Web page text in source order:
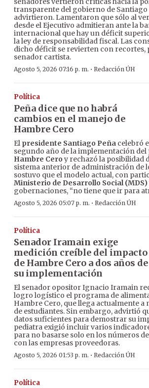
transparente del gobierno de Santiago
advirtieron. Lamentaron que sólo al
desde el Ejecutivo admitieran ante la
internacional que hay un déficit
la ley de responsabilidad fiscal. Las
dicho déficit se revierten con recortes,
senador cartista.
Agosto 5, 2026 07:16 p. m. · Redacción ÚH
Política
Peña dice que no habrá
cambios en el manejo de
Hambre Cero
El presidente Santiago Peña celebró
segundo año de la implementación del
Hambre Cero y rechazó la posibilidad
sistema anterior de administración de
sostuvo que el modelo actual, con
Ministerio de Desarrollo Social (MDS)
gobernaciones, “no tiene que ir para
Agosto 5, 2026 05:07 p. m. · Redacción ÚH
Política
Senador Iramain exige
medición creíble del impacto
de Hambre Cero a dos años de
su implementación
El senador opositor Ignacio Iramain
logro logístico el programa de
Hambre Cero, que llega actualmente a
de estudiantes. Sin embargo, advirtió
datos suficientes para demostrar su
pediatra exigió incluir varios
para no basarse solo en los números
con las empresas proveedoras.
Agosto 5, 2026 01:53 p. m. · Redacción ÚH
Política